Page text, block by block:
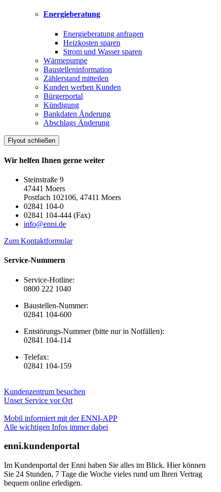
Energieberatung
Energieberatung anfragen
Heizkosten sparen
Strom und Wasser sparen
Wärmepumpe
Baustelleninformation
Zählerstand mitteilen
Kunden werben Kunden
Bürgerportal
Kündigung
Bankdaten Änderung
Abschlags Änderung
Flyout schließen
Wir helfen Ihnen gerne weiter
Steinstraße 9
47441 Moers
Postfach 102106, 47411 Moers
02841 104-0
02841 104-444 (Fax)
info@enni.de
Zum Kontaktformular
Service-Nummern
Service-Hotline:
0800 222 1040
Baustellen-Nummer:
02841 104-600
Entstörungs-Nummer (bitte nur in Notfällen):
02841 104-114
Telefax:
02841 104-159
Kundenzentrum besuchen
Unser Service vor Ort
Mobil informiert mit der ENNI-APP
Alle wichtigen Infos immer dabei
enni.kundenportal
Im Kundenportal der Enni haben Sie alles im Blick. Hier können
Sie 24 Stunden, 7 Tage die Woche vieles rund um Ihren Vertrag
bequem online erledigen.